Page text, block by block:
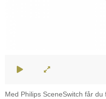
Med Philips SceneSwitch får